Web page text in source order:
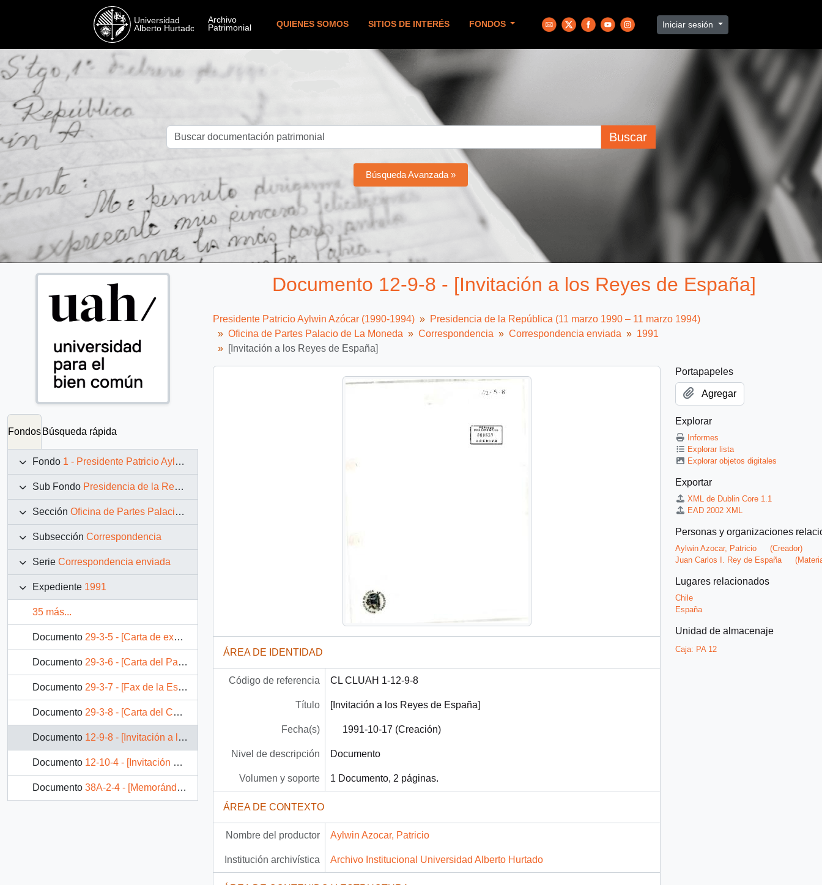
QUIENES SOMOS SITIOS DE INTERÉS FONDOS Iniciar sesión
Buscar
Búsqueda Avanzada »
Fondos Búsqueda rápida
Fondo 1 - Presidente Patricio Aylwin Azócar (1990-1994)
Sub Fondo Presidencia de la República (11 marzo 1990 – 11 marzo 1994)
Sección Oficina de Partes Palacio de La Moneda
Subsección Correspondencia
Serie Correspondencia enviada
Expediente 1991
35 más...
Documento 29-3-5 - [Carta de excusas de Carlos Lleras Restrepo]
Documento 29-3-6 - [Carta del Partido Demócrata Cristiano de Colombia]
Documento 29-3-7 - [Fax de la Escuela República de Chile en Colombia]
Documento 29-3-8 - [Carta del Consulado General de Chile en Colombia]
Documento 12-9-8 - [Invitación a los Reyes de España]
Documento 12-10-4 - [Invitación a recepción en honor al Presidente de la República de Argentina]
Documento 38A-2-4 - [Memorándum del Presidente de la República solicitando a Edgardo Boeninger leer Documento Militar].
Documento 12-9-8 - [Invitación a los Reyes de España]
Presidente Patricio Aylwin Azócar (1990-1994)
Presidencia de la República (11 marzo 1990 – 11 marzo 1994)
Oficina de Partes Palacio de La Moneda
Correspondencia Correspondencia enviada
1991
[Invitación a los Reyes de España]
ÁREA DE IDENTIDAD
Código de referencia CL CLUAH 1-12-9-8
Título [Invitación a los Reyes de España]
Fecha(s) 1991-10-17 (Creación)
Nivel de descripción Documento
Volumen y soporte 1 Documento, 2 páginas.
ÁREA DE CONTEXTO
Nombre del productor Aylwin Azocar, Patricio
Institución archivística Archivo Institucional Universidad Alberto Hurtado
Portapapeles
Agregar
Explorar
Informes
Explorar lista
Explorar objetos digitales
Exportar
XML de Dublin Core 1.1
EAD 2002 XML
Personas y organizaciones
Aylwin Azocar, Patricio
(Creador)
Juan Carlos I. Rey de España
Lugares relacionados
Chile
España
Unidad de almacenaje
Caja: PA 12